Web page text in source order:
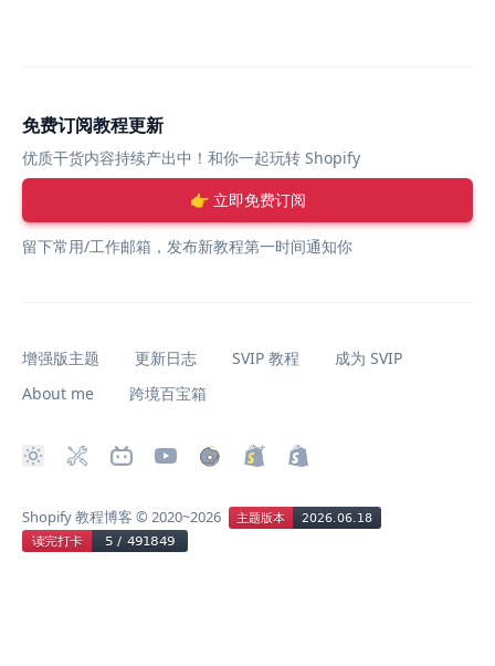
免费订阅教程更新
优质干货内容持续产出中！和你一起玩转 Shopify
👉 立即免费订阅
留下常用/工作邮箱，发布新教程第一时间通知你
增强版主题 更新日志 SVIP 教程
成为 SVIP
About me
跨境百宝箱
Shopify 教程博客 © 2020~2026